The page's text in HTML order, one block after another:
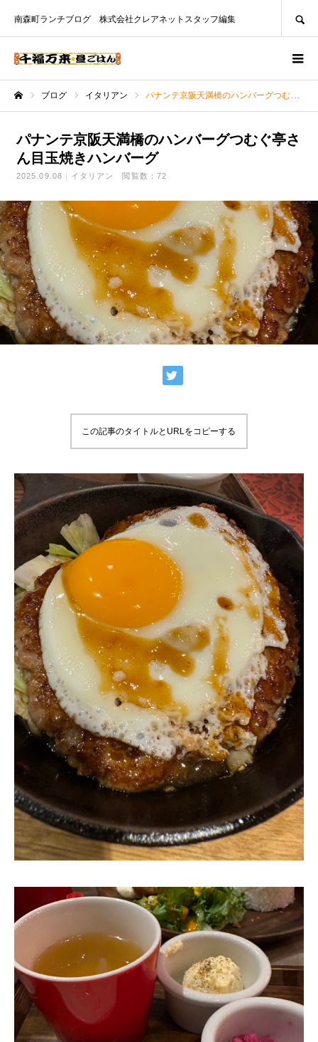
南森町ランチブログ 株式会社クレアネットスタッフ編集
ブログ イタリアン パナンテ京阪天満橋のハンバーグつむぐ亭さん目玉焼きハンバーグ
パナンテ京阪天満橋のハンバーグつむぐ亭さ
ん目玉焼きハンバーグ
2025.09.08 イタリアン 閲覧数：72
この記事のタイトルとURLをコピーする